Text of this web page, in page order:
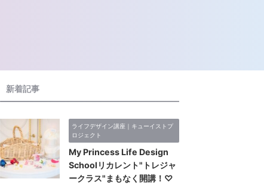
新着記事
ライフデザイン講座｜キューイストプ
ロジェクト
My Princess Life Design
Schoolリカレント"トレジャ
ークラス"まもなく開講！♡